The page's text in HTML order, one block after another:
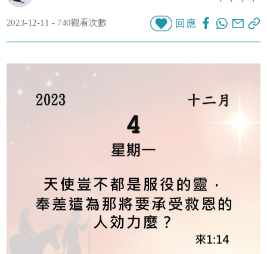
2023-12-11 - 740觀看次數 回應